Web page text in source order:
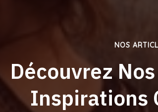
NOS
Découvrez
Inspirations